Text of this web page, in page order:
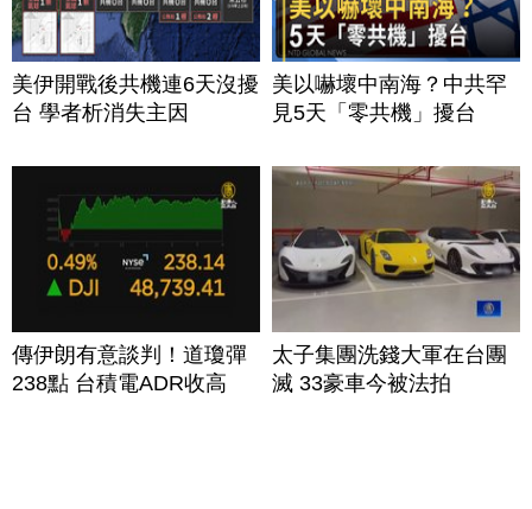
美伊開戰後共機連6天沒擾
台 學者析消失主因
美以嚇壞中南海？中共罕
見5天「零共機」擾台
傳伊朗有意談判！道瓊彈
238點 台積電ADR收高
太子集團洗錢大軍在台團
滅 33豪車今被法拍